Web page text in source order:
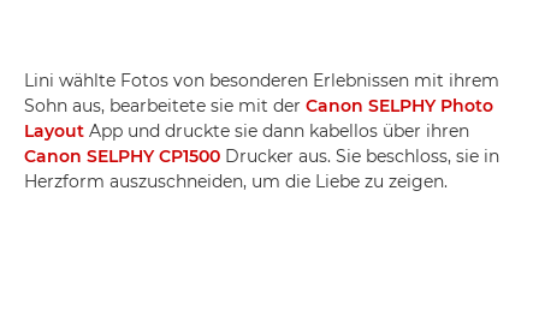
Lini wählte Fotos von besonderen Erlebnissen mit ihrem
Sohn aus, bearbeitete sie mit der Canon SELPHY Photo
Layout App und druckte sie dann kabellos über ihren
Canon SELPHY CP1500 Drucker aus. Sie beschloss, sie in
Herzform auszuschneiden, um die Liebe zu zeigen.